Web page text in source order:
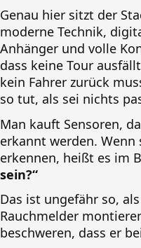
Genau hier sitzt der
moderne Technik,
Anhänger und volle
dass keine Tour
kein Fahrer zurück
so tut, als sei nichts
Man kauft Sensoren,
erkannt werden.
erkennen, heißt es im
sein?“
Das ist ungefähr so,
Rauchmelder
beschweren, dass er